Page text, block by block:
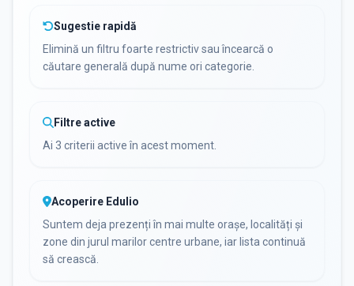
Sugestie rapidă
Elimină un filtru foarte restrictiv sau încearcă o
căutare generală după nume ori categorie.
Filtre active
Ai 3 criterii active în acest moment.
Acoperire Edulio
Suntem deja prezenți în mai multe orașe, localități și
zone din jurul marilor centre urbane, iar lista continuă
să crească.